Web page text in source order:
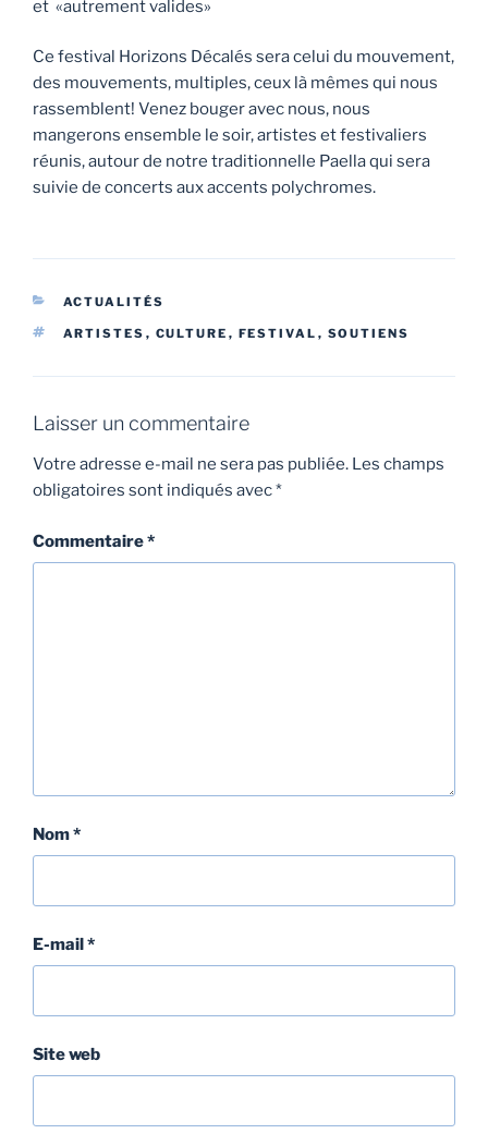
et «autrement valides»
Ce festival Horizons Décalés sera celui du mouvement,
des mouvements, multiples, ceux là mêmes qui nous
rassemblent! Venez bouger avec nous, nous
mangerons ensemble le soir, artistes et festivaliers
réunis, autour de notre traditionnelle Paella qui sera
suivie de concerts aux accents polychromes.
ACTUALITÉS
ARTISTES , CULTURE , FESTIVAL , SOUTIENS
Laisser un commentaire
Votre adresse e-mail ne sera pas publiée. Les champs
obligatoires sont indiqués avec*
Commentaire*
Nom*
E-mail*
Site web